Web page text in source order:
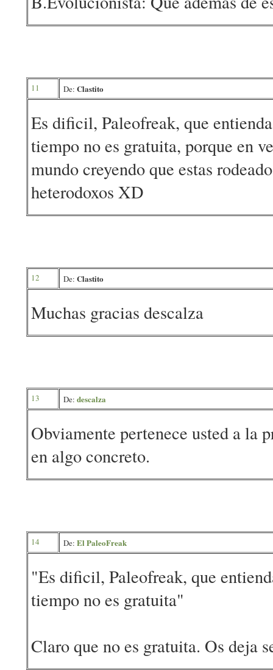
11 De: Clastito
Es dificil, Paleofreak, que
tiempo no es gratuita, porque en
mundo creyendo que estas
heterodoxos XD
12 De: Clastito
Muchas gracias descalza
13 De: descalza
Obviamente pertenece usted a la
en algo concreto.
14 De: El PaleoFreak
"Es dificil, Paleofreak, que
tiempo no es gratuita"
Claro que no es gratuita. Os deja